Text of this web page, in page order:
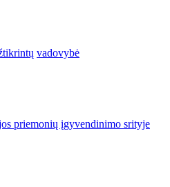
vadovybė
priemonių įgyvendinimo srityje